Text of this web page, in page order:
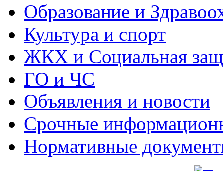
Образование и
Культура и спорт
ЖКХ и Социальная
ГО и ЧС
Объявления и новости
Срочные
Нормативные